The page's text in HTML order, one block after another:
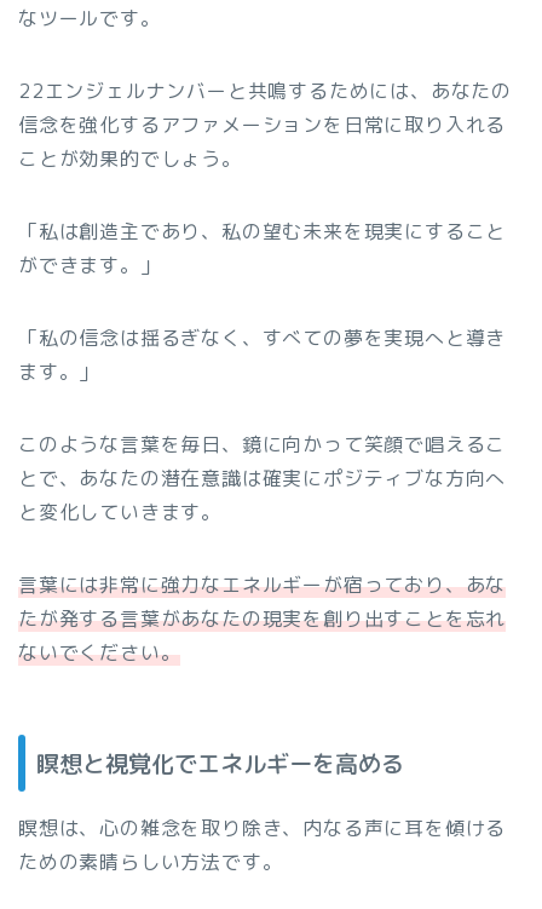
なツールです。
22エンジェルナンバーと共鳴するためには、あなたの
信念を強化するアファメーションを日常に取り入れる
ことが効果的でしょう。
「私は創造主であり、私の望む未来を現実にすること
ができます。」
「私の信念は揺るぎなく、すべての夢を実現へと導き
ます。」
このような言葉を毎日、鏡に向かって笑顔で唱えるこ
とで、あなたの潜在意識は確実にポジティブな方向へ
と変化していきます。
言葉には非常に強力なエネルギーが宿っており、あな
たが発する言葉があなたの現実を創り出すことを忘れ
ないでください。
瞑想と視覚化でエネルギーを高める
瞑想は、心の雑念を取り除き、内なる声に耳を傾ける
ための素晴らしい方法です。